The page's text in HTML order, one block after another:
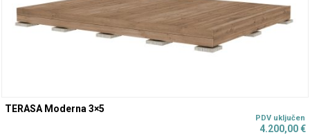
TERASA Moderna 3×5
4.200,00€